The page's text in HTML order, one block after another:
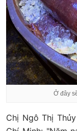
Ở đây
Chị Ngô Thị